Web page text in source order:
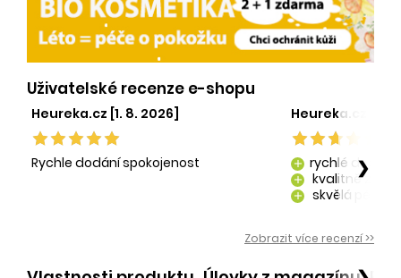
Uživatelské recenze e-shopu
Heureka.cz [1. 8. 2026]
Rychle dodání spokojenost
Heureka.cz [29.
add rychlé dodání
add kvalitně
add skvělá péče o
❯
Zobrazit více recenzí >>